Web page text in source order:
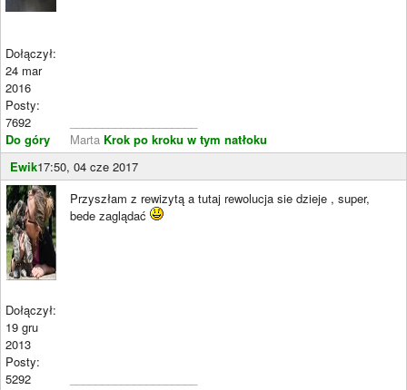
Dołączył:
24 mar
2016
Posty:
7692
Do góry
Marta Krok po kroku w tym natłoku
Ewik17:50, 04 cze 2017
Dołączył:
19 gru
2013
Posty:
5292
Przyszłam z rewizytą a tutaj rewolucja sie dzieje , super,
bede zaglądać